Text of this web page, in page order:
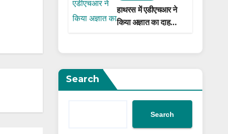
Film Celebrating
His Legacy
हाथरस में एडीएचआर ने
किया अज्ञात का दाह
Search
Search